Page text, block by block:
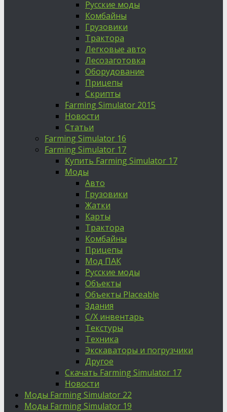
Русские моды
Комбайны
Грузовики
Трактора
Легковые авто
Лесозаготовка
Оборудование
Прицепы
Скрипты
Farming Simulator 2015
Новости
Статьи
Farming Simulator 16
Farming Simulator 17
Купить Farming Simulator 17
Моды
Авто
Грузовики
Жатки
Карты
Трактора
Комбайны
Прицепы
Мод ПАК
Русские моды
Объекты
Объекты Placeable
Здания
С/Х инвентарь
Текстуры
Техника
Экскаваторы и погрузчики
Другое
Скачать Farming Simulator 17
Новости
Моды Farming Simulator 22
Моды Farming Simulator 19